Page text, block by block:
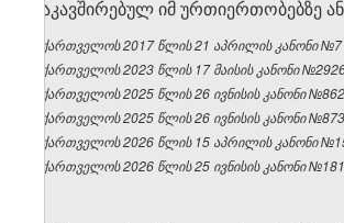
დაკავშირებულ იმ
საქართველოს 2017 წლის 21 აპრილის კანონი
საქართველოს 2023 წლის 17 მაისის კანონი
საქართველოს 2025 წლის 26 ივნისის კანონი
საქართველოს 2025 წლის 26 ივნისის კანონი
საქართველოს 2026 წლის 15 აპრილის კანონი
საქართველოს 2026 წლის 25 ივნისის კანონი